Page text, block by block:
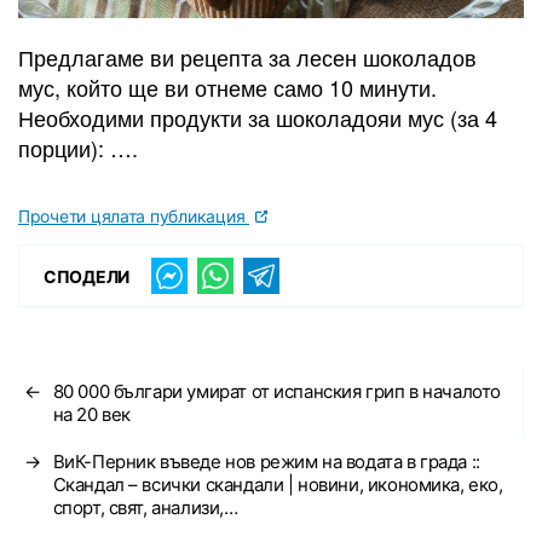
Предлагаме ви рецепта за лесен шоколадов
мус, който ще ви отнеме само 10 минути.
Необходими продукти за шоколадояи мус (за 4
порции): ….
Прочети цялата публикация
СПОДЕЛИ
←
80 000 българи умират от испанския грип в началото
на 20 век
→
ВиК-Перник въведе нов режим на водата в града ::
Скандал – всички скандали | новини, икономика, еко,
спорт, свят, анализи,…